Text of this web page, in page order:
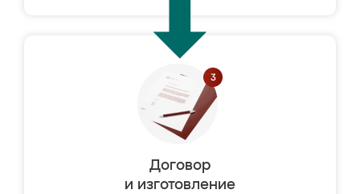
Договор
и изготовление